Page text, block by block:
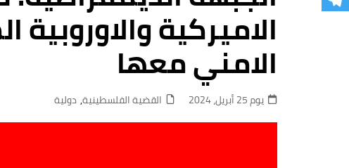
الاميركية
الامني معها
يوم 25 أبريل، 2024 القضية الفلسطينية,دولية